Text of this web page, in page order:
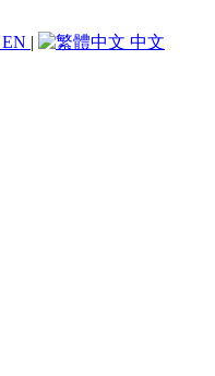
EN | 中文